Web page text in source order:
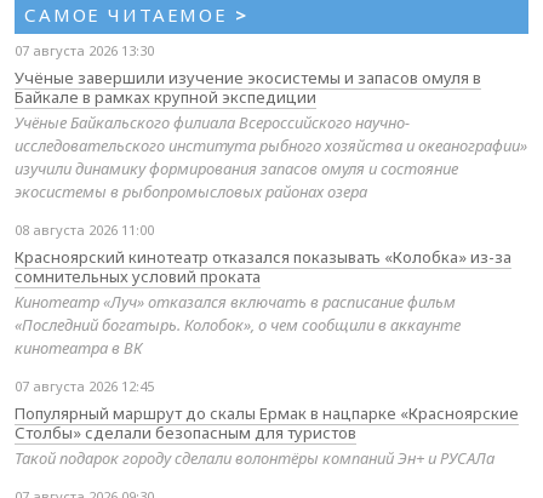
САМОЕ ЧИТАЕМОЕ >
07 августа 2026 13:30
Учёные завершили изучение экосистемы и запасов омуля в
Байкале в рамках крупной экспедиции
Учёные Байкальского филиала Всероссийского научно-
исследовательского института рыбного хозяйства и океанографии»
изучили динамику формирования запасов омуля и состояние
экосистемы в рыбопромысловых районах озера
08 августа 2026 11:00
Красноярский кинотеатр отказался показывать «Колобка» из-за
сомнительных условий проката
Кинотеатр «Луч» отказался включать в расписание фильм
«Последний богатырь. Колобок», о чем сообщили в аккаунте
кинотеатра в ВК
07 августа 2026 12:45
Популярный маршрут до скалы Ермак в нацпарке «Красноярские
Столбы» сделали безопасным для туристов
Такой подарок городу сделали волонтёры компаний Эн+ и РУСАЛа